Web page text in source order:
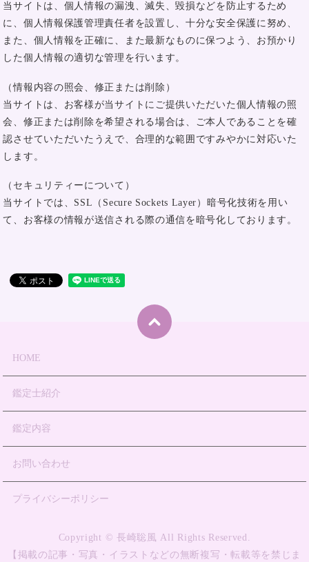
当サイトは、個人情報の漏洩、滅失、毀損などを防止するため
に、個人情報保護管理責任者を設置し、十分な安全保護に努め、
また、個人情報を正確に、また最新なものに保つよう、お預かり
した個人情報の適切な管理を行います。
（情報内容の照会、修正または削除）
当サイトは、お客様が当サイトにご提供いただいた個人情報の照
会、修正または削除を希望される場合は、ご本人であることを確
認させていただいたうえで、合理的な範囲ですみやかに対応いた
します。
（セキュリティーについて）
当サイトでは、SSL（Secure Sockets Layer）暗号化技術を用い
て、お客様の情報が送信される際の通信を暗号化しております。
HOME
鑑定士紹介
鑑定内容
お問い合わせ
プライバシーポリシー
Copyright © 長崎聡風 All Rights Reserved.
【掲載の記事・写真・イラストなどの無断複写・転載等を禁じま